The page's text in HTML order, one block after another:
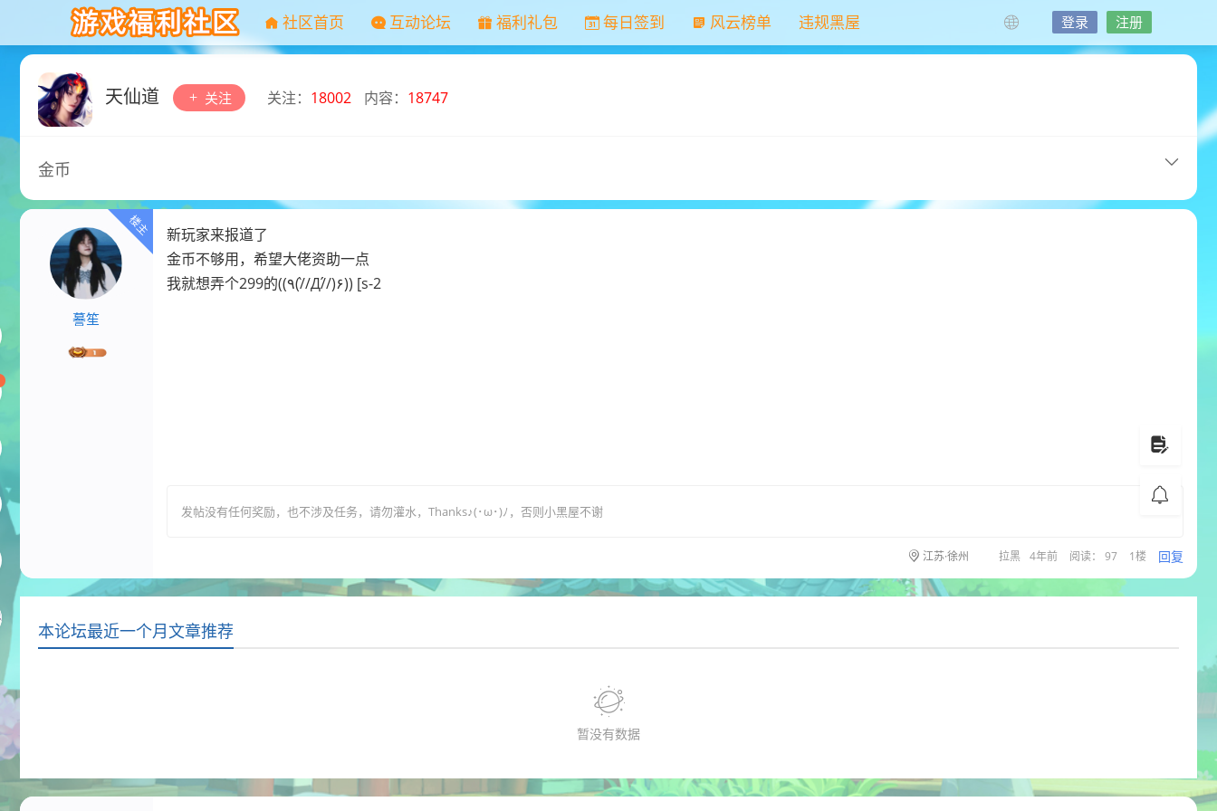
社区首页 互动论坛 福利礼包 每日签到 风云榜单 违规黑屋 登录 注册
天仙道 关注 关注： 18002 内容： 18747
金币
謩笙
新玩家来报道了
金币不够用，希望大佬资助一点
我就想弄个299的((٩(//̀Д/́/)۶)) [s-2
发帖没有任何奖励，也不涉及任务，请勿灌水，Thanks♪(･ω･)ﾉ，否则小黑屋不谢
江苏·徐州 拉黑 4年前 阅读： 97 1楼 回复
本论坛最近一个月文章推荐
暂没有数据